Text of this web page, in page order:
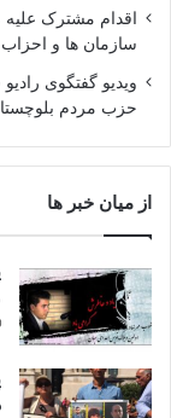
اقدام مشترک علیه
سازمان ها و
ویدیو گفتگوی
حزب مردم
از میان خبر ها